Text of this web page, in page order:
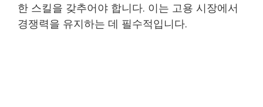
한 스킬을 갖추어야 합니다. 이는 고용 시장에서
경쟁력을 유지하는 데 필수적입니다.